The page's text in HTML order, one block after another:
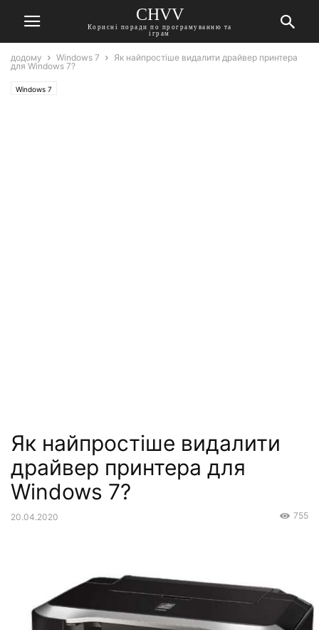
CHVV
Корисні поради по програмуванню та
іграм
додому Windows 7
Як найпростіше видалити драйвер принтера
для Windows 7?
Windows 7
Як найпростіше видалити
драйвер принтера для
Windows 7?
20.04.2020 755